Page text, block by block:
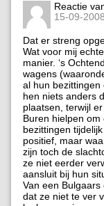
Reactie
15-09-
Dat er streng
Wat voor mij
manier. ‘s
wagens
al hun bezittingen
hen niets anders
plaatsen, terwijl
Buren hielpen
bezittingen
positief, maar
zijn toch de
ze niet eerder
aansluit bij hun
Van een
dat ze niet te ver